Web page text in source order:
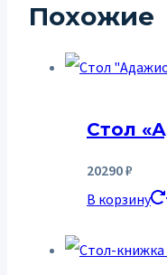
Похожие
Стол
20290₽
В корзину